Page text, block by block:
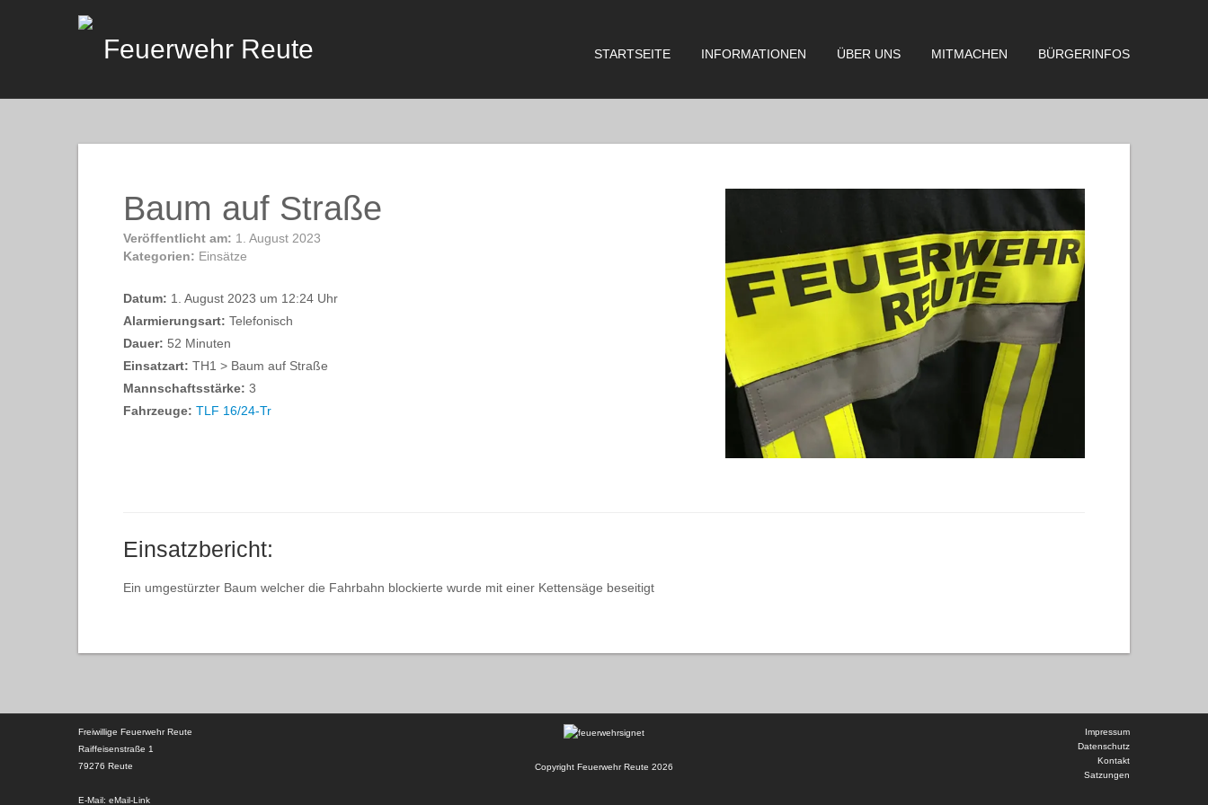
Feuerwehr Reute STARTSEITE INFORMATIONEN ÜBER UNS MITMACHEN BÜRGERINFOS
Baum auf Straße
Veröffentlicht am: 1. August 2023
Kategorien: Einsätze
Datum: 1. August 2023 um 12:24 Uhr
Alarmierungsart: Telefonisch
Dauer: 52 Minuten
Einsatzart: TH1 > Baum auf Straße
Mannschaftsstärke: 3
Fahrzeuge: TLF 16/24-Tr
Einsatzbericht:
Ein umgestürzter Baum welcher die Fahrbahn blockierte wurde mit einer Kettensäge beseitigt
Freiwillige Feuerwehr Reute
Raiffeisenstraße 1
79276 Reute
E-Mail: eMail-Link
Copyright Feuerwehr Reute 2026
Impressum
Datenschutz
Kontakt
Satzungen